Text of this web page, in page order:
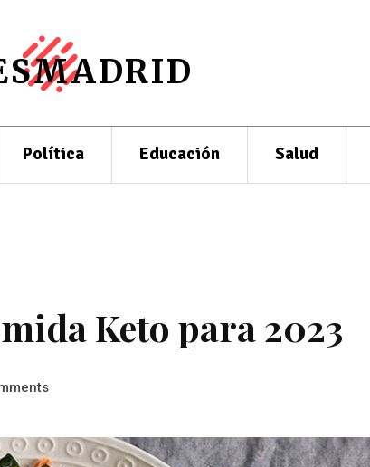
Política Educación Salud
Keto para 2023